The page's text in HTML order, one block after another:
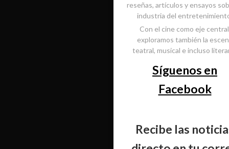
reseñas, artículos y ensayos
industria del
Con el cine como eje
exploramos también la
teatral, musical e incluso
Síguenos en
Facebook
Recibe las